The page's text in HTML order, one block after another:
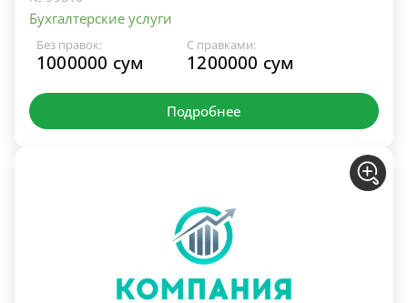
Бухгалтерские услуги
Без правок:
1000000 сум
С правками:
1200000 сум
Подробнее